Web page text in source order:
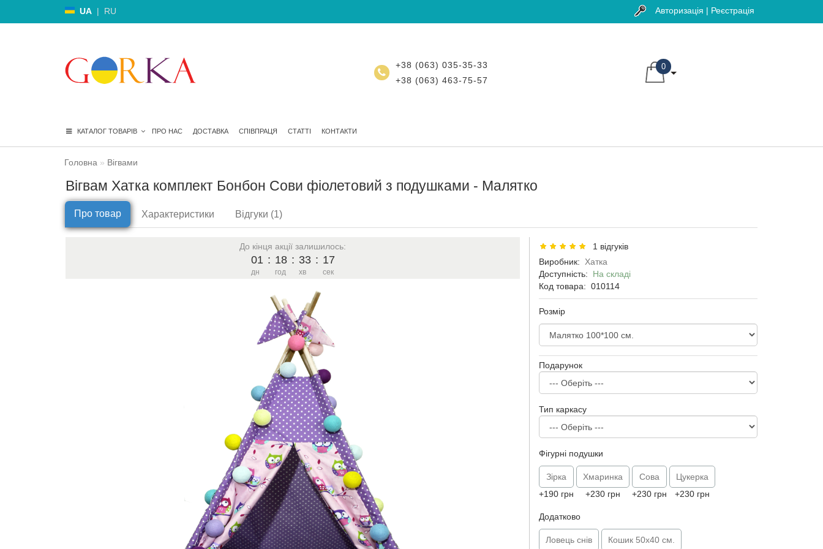
UA | RU Авторизація | Реєстрація
+38 (063) 035-35-33
+38 (063) 463-75-57
0
КАТАЛОГ ТОВАРІВ ПРО НАС ДОСТАВКА СПІВПРАЦЯ СТАТТІ КОНТАКТИ
Головна Вігвами
Вігвам Хатка комплект Бонбон Сови фіолетовий з подушками - Малятко
Про товар Характеристики Відгуки (1)
До кінця акції залишилось:
01
дн
: 18
год
: 33
хв
: 16
сек
1 відгуків
Виробник:
Хатка
Доступність: На складі
Код товара: 010114
Розмір
Подарунок
Тип каркасу
Фігурні подушки
Зірка
+190 грн
Хмаринка
+230 грн
Сова
+230 грн
Цукерка
+230 грн
Додатково
Ловець снів Кошик 50х40 см.